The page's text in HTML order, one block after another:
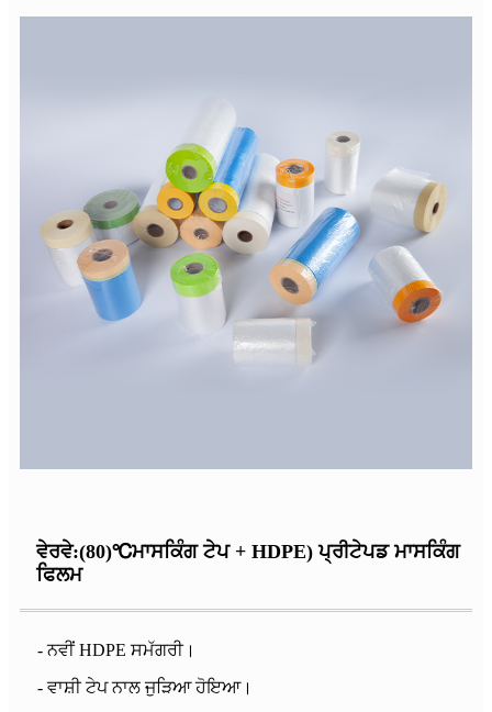
ਵੇਰਵੇ:(80)℃ਮਾਸਕਿੰਗ ਟੇਪ + HDPE) ਪ੍ਰੀਟੇਪਡ ਮਾਸਕਿੰਗ
ਫਿਲਮ
- ਨਵੀਂ HDPE ਸਮੱਗਰੀ।
- ਵਾਸ਼ੀ ਟੇਪ ਨਾਲ ਜੁੜਿਆ ਹੋਇਆ।